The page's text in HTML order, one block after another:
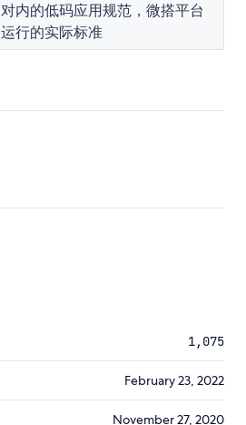
对内的低码应用规范，微搭平台
运行的实际标准
1,075
February 23, 2022
November 27, 2020